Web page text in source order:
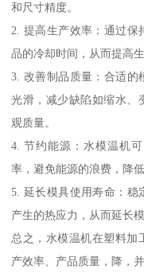
和尺寸精度。
2. 提高生产效率：通过保
品的冷却时间，从而提高
3. 改善制品质量：合适的
光滑，减少缺陷如缩水、
观质量。
4. 节约能源：水模温机
率，避免能源的浪费，降低
5. 延长模具使用寿命：稳
产生的热应力，从而延长
总之，水模温机在塑料加
产效率、产品质量，降，